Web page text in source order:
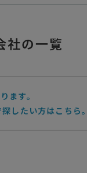
・パッケージ印刷の
社の一覧
ます。
したい方はこちら。